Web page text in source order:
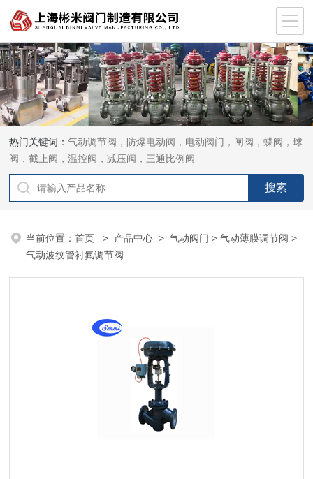
热门关键词：气动调节阀，防爆电动阀，电动阀门，闸阀，蝶阀，球
阀，截止阀，温控阀，减压阀，三通比例阀
当前位置：首页 > 产品中心 >气动阀门 >气动薄膜调节阀 >
气动波纹管衬氟调节阀